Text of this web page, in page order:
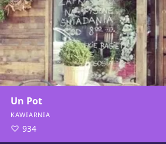
Un Pot
KAWIARNIA
934